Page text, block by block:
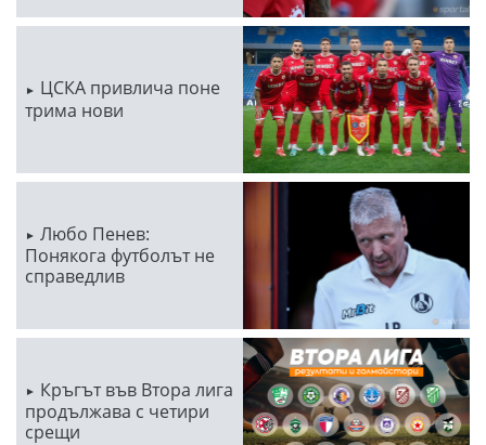
ЦСКА привлича поне
трима нови
Любо Пенев:
Понякога футболът не
справедлив
Кръгът във Втора лига
продължава с четири
срещи